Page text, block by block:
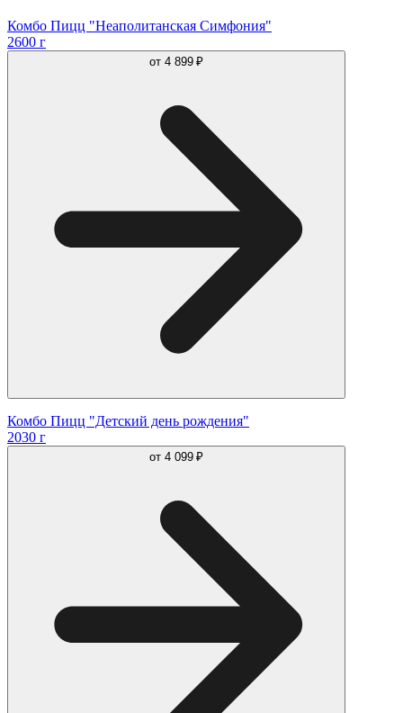
Комбо Пицц "Неаполитанская Симфония"
2600 г
от 4 899 ₽
Комбо Пицц "Детский день рождения"
2030 г
от 4 099 ₽